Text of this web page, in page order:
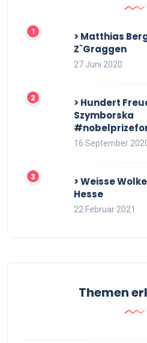
> Matthias
Z`Graggen
27 Juni 2020
> Hundert
Szymborska
16 September
> Weisse
Hesse
22 Februar 2021
Themen